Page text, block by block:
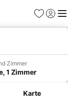
Favoriten
Zimmer
1 Zimmer
Karte